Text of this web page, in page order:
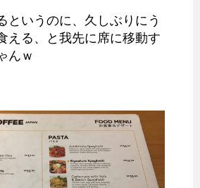
というのに、久しぶりにう
える、と我先に席に移動す
んｗ